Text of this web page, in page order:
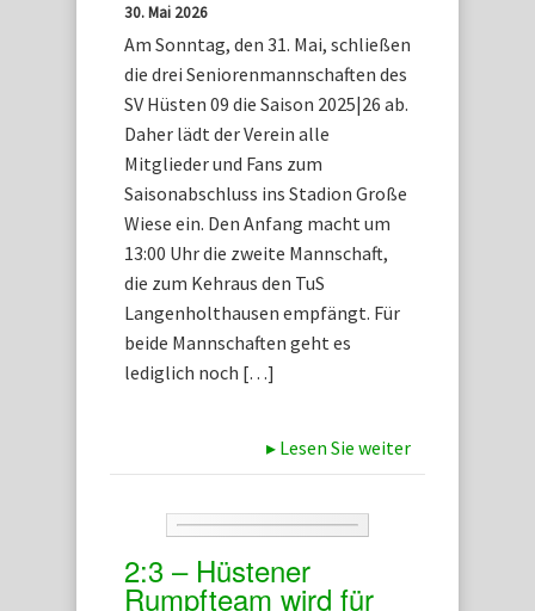
30. Mai 2026
Am Sonntag, den 31. Mai, schließen
die drei Seniorenmannschaften des
SV Hüsten 09 die Saison 2025|26 ab.
Daher lädt der Verein alle
Mitglieder und Fans zum
Saisonabschluss ins Stadion Große
Wiese ein. Den Anfang macht um
13:00 Uhr die zweite Mannschaft,
die zum Kehraus den TuS
Langenholthausen empfängt. Für
beide Mannschaften geht es
lediglich noch […]
▸ Lesen Sie weiter
2:3 – Hüstener
Rumpfteam wird für